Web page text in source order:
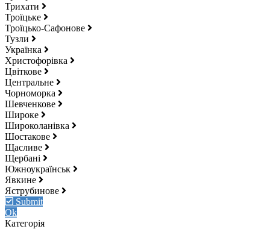
Трихати
Троїцьке
Троїцько-Сафонове
Тузли
Українка
Христофорівка
Цвіткове
Центральне
Чорноморка
Шевченкове
Широке
Широколанівка
Шостакове
Щасливе
Щербані
Южноукраїнськ
Явкине
Яструбинове
Submit
Ok
Категорія